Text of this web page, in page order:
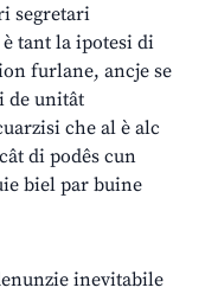
segretari
tant la ipotesi di
furlane, ancje se
de unitât
che al è alc
di podês cun
biel par buine
inevitabile